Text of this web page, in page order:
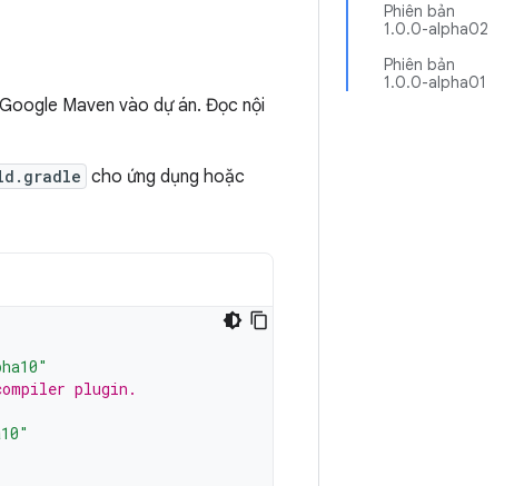
Phiên bản
1.0.0-alpha02
Phiên bản
1.0.0-alpha01
Maven vào dự án. Đọc nội
cho ứng dụng hoặc
plugin.